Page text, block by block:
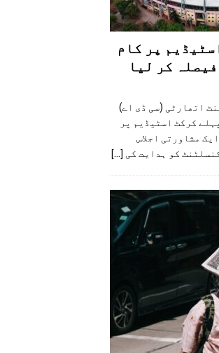
پر کام
کر لیا
اتھارٹی (سی ڈی اے)
کرکٹ اسٹیڈیم پر
مشاورتی اجلاس
کو ہدایت کی [...]